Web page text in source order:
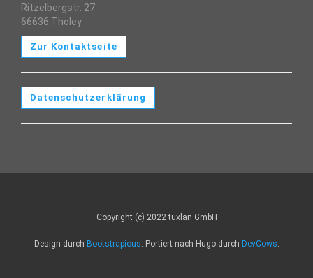
Ritzelbergstr. 27
66636 Tholey
Zur Kontaktseite
Datenschutzerklärung
Copyright (c) 2022 tuxlan GmbH
Design durch Bootstrapious . Portiert nach Hugo durch DevCows